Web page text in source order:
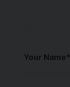
Your Name*